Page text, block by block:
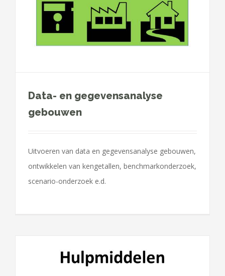
Data- en gegevensanalyse
gebouwen
Uitvoeren van data en gegevensanalyse gebouwen,
ontwikkelen van kengetallen, benchmarkonderzoek,
scenario-onderzoek e.d.